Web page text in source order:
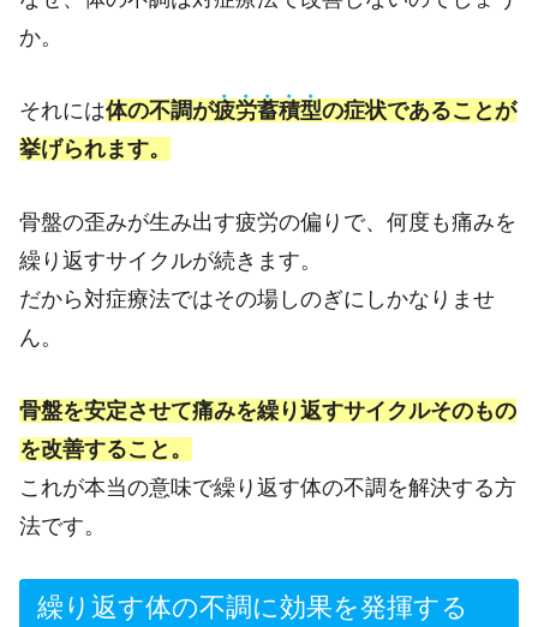
か。
それには体の不調が疲労蓄積型の症状であることが
挙げられます。
骨盤の歪みが生み出す疲労の偏りで、何度も痛みを
繰り返すサイクルが続きます。
だから対症療法ではその場しのぎにしかなりませ
ん。
骨盤を安定させて痛みを繰り返すサイクルそのもの
を改善すること。
これが本当の意味で繰り返す体の不調を解決する方
法です。
繰り返す体の不調に効果を発揮する